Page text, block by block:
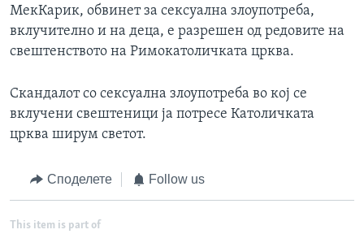
МекКарик, обвинет за сексуална злоупотреба,
вклучително и на деца, е разрешен од редовите на
свештенството на Римокатоличката црква.
Скандалот со сексуална злоупотреба во кој се
вклучени свештеници ја потресе Католичката
црква ширум светот.
Споделете Follow us
This item is part of